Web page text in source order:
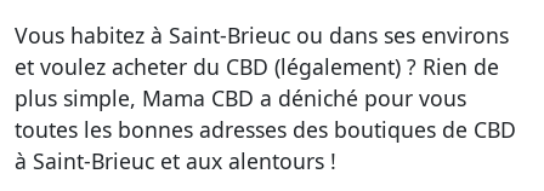
Vous habitez à Saint-Brieuc ou dans ses environs
et voulez acheter du CBD (légalement) ? Rien de
plus simple, Mama CBD a déniché pour vous
toutes les bonnes adresses des boutiques de CBD
à Saint-Brieuc et aux alentours !